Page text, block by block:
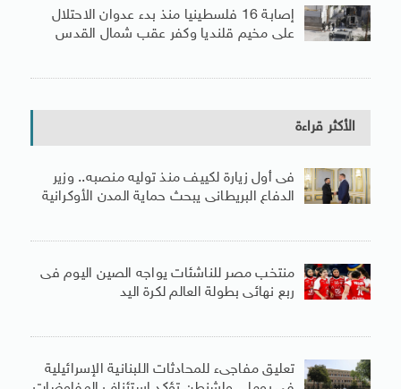
إصابة 16 فلسطينيا منذ بدء عدوان الاحتلال
على مخيم قلنديا وكفر عقب شمال القدس
الأكثر قراءة
فى أول زيارة لكييف منذ توليه منصبه.. وزير
الدفاع البريطانى يبحث حماية المدن الأوكرانية
منتخب مصر للناشئات يواجه الصين اليوم فى
ربع نهائى بطولة العالم لكرة اليد
تعليق مفاجىء للمحادثات اللبنانية الإسرائيلية